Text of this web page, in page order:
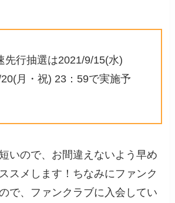
先行抽選は2021/9/15(水)
月・祝) 23：59で実施予
いので、お間違えないよう早め
スメします！ちなみにファンク
で、ファンクラブに入会してい